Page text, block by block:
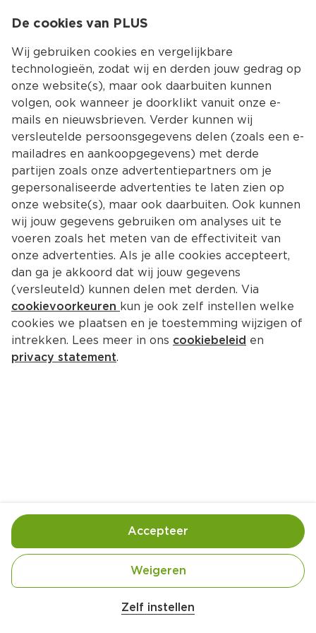
Kies jouw
Ingrediënten Bereiding
De cookies van PLUS
Wij gebruiken cookies en vergelijkbare
technologieën, zodat wij en derden jouw gedrag op
onze website(s), maar ook daarbuiten kunnen
volgen, ook wanneer je doorklikt vanuit onze e-
mails en nieuwsbrieven. Verder kunnen wij
versleutelde persoonsgegevens delen (zoals een e-
mailadres en aankoopgegevens) met derde
partijen zoals onze advertentiepartners om je
gepersonaliseerde advertenties te laten zien op
onze website(s), maar ook daarbuiten. Ook kunnen
wij jouw gegevens gebruiken om analyses uit te
voeren zoals het meten van de effectiviteit van
onze advertenties. Als je alle cookies accepteert,
dan ga je akkoord dat wij jouw gegevens
(versleuteld) kunnen delen met derden. Via
cookievoorkeuren kun je ook zelf instellen welke
cookies we plaatsen en je toestemming wijzigen of
intrekken. Lees meer in ons cookiebeleid en
privacy statement.
Zelf instellen
Weigeren
Accepteer